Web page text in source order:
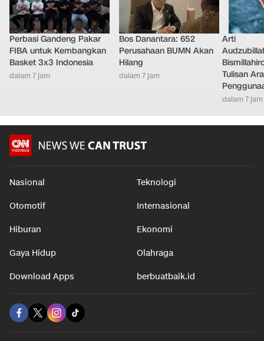
Perbasi Gandeng Pakar
FIBA untuk Kembangkan
Basket 3x3 Indonesia
dalam 7 jam
Bos Danantara: 652
Perusahaan BUMN Akan
Hilang
dalam 7 jam
Arti
Tulisan
dalam 7 jam
Nasional Teknologi
Otomotif Internasional
Hiburan Ekonomi
Gaya Hidup Olahraga
Download Apps berbuatbaik.id